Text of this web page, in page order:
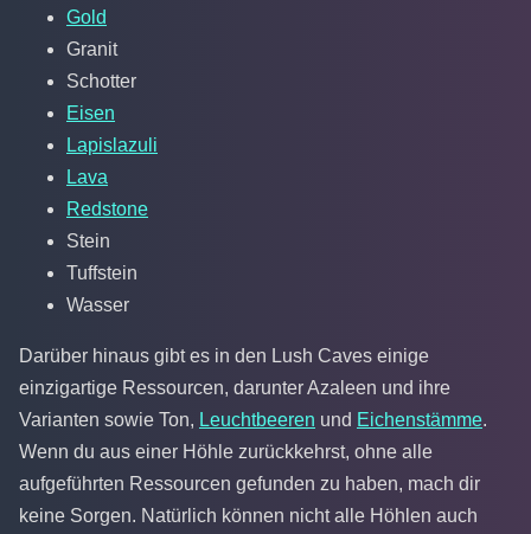
Gold
Granit
Schotter
Eisen
Lapislazuli
Lava
Redstone
Stein
Tuffstein
Wasser
Darüber hinaus gibt es in den Lush Caves einige
einzigartige Ressourcen, darunter Azaleen und ihre
Varianten sowie Ton, Leuchtbeeren und Eichenstämme.
Wenn du aus einer Höhle zurückkehrst, ohne alle
aufgeführten Ressourcen gefunden zu haben, mach dir
keine Sorgen. Natürlich können nicht alle Höhlen auch